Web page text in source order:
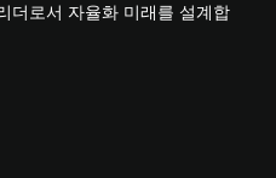
더로서 자율화 미래를 설계합